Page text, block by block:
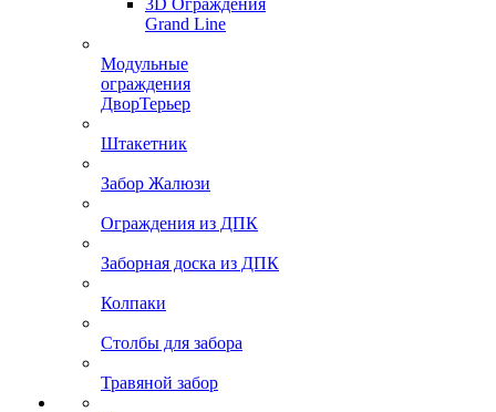
3D Ограждения
Grand Line
Модульные
ограждения
ДворТерьер
Штакетник
Забор Жалюзи
Ограждения из ДПК
Заборная доска из ДПК
Колпаки
Столбы для забора
Травяной забор